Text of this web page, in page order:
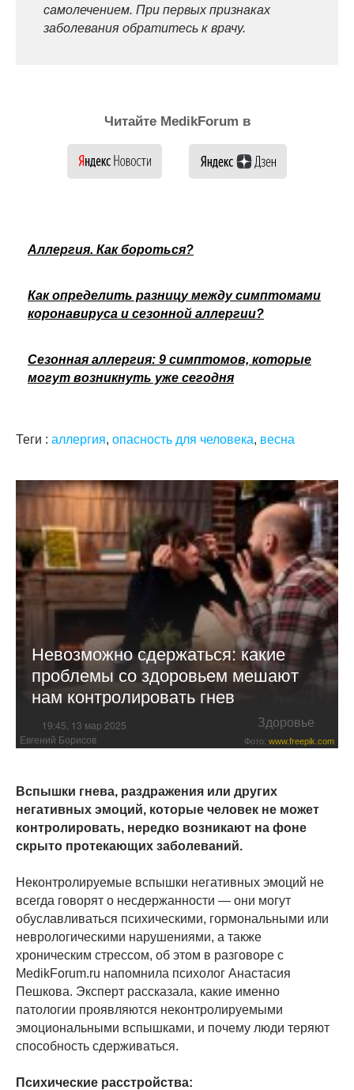
самолечением. При первых признаках
заболевания обратитесь к врачу.
Читайте MedikForum в
Аллергия. Как бороться?
Как определить разницу между симптомами
коронавируса и сезонной аллергии?
Сезонная аллергия: 9 симптомов, которые
могут возникнуть уже сегодня
Теги : аллергия, опасность для человека, весна
Невозможно сдержаться: какие
проблемы со здоровьем мешают
нам контролировать гнев
19:45, 13 мар 2025 Здоровье
Евгений Борисов Фото: www.freepik.com
Вспышки гнева, раздражения или других
негативных эмоций, которые человек не может
контролировать, нередко возникают на фоне
скрыто протекающих заболеваний.
Неконтролируемые вспышки негативных эмоций не
всегда говорят о несдержанности — они могут
обуславливаться психическими, гормональными или
неврологическими нарушениями, а также
хроническим стрессом, об этом в разговоре с
MedikForum.ru напомнила психолог Анастасия
Пешкова. Эксперт рассказала, какие именно
патологии проявляются неконтролируемыми
эмоциональными вспышками, и почему люди теряют
способность сдерживаться.
Психические расстройства: